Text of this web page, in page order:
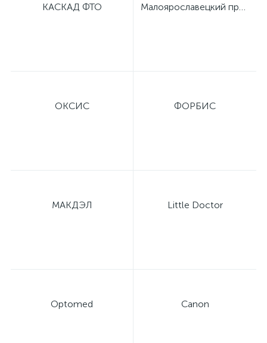
КАСКАД ФТО Малоярославецкий приборный завод
ОКСИС ФОРБИС
МАКДЭЛ Little Doctor
Optomed Canon